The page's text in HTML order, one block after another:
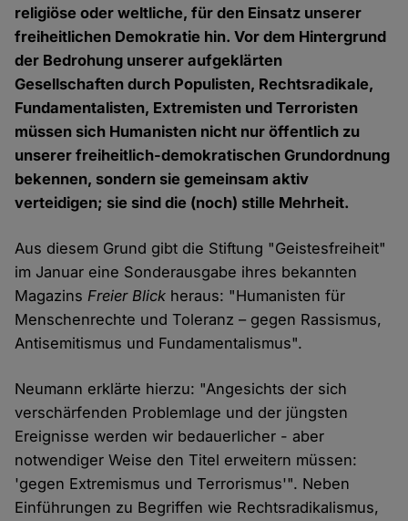
religiöse oder weltliche, für den Einsatz unserer
freiheitlichen Demokratie hin. Vor dem Hintergrund
der Bedrohung unserer aufgeklärten
Gesellschaften durch Populisten, Rechtsradikale,
Fundamentalisten, Extremisten und Terroristen
müssen sich Humanisten nicht nur öffentlich zu
unserer freiheitlich-demokratischen Grundordnung
bekennen, sondern sie gemeinsam aktiv
verteidigen; sie sind die (noch) stille Mehrheit.
Aus diesem Grund gibt die Stiftung "Geistesfreiheit"
im Januar eine Sonderausgabe ihres bekannten
MagazinsFreier Blick heraus: "Humanisten für
Menschenrechte und Toleranz – gegen Rassismus,
Antisemitismus und Fundamentalismus".
Neumann erklärte hierzu: "Angesichts der sich
verschärfenden Problemlage und der jüngsten
Ereignisse werden wir bedauerlicher - aber
notwendiger Weise den Titel erweitern müssen:
'gegen Extremismus und Terrorismus'". Neben
Einführungen zu Begriffen wie Rechtsradikalismus,